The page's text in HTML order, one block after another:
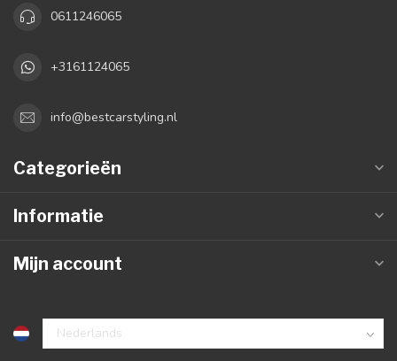
0611246065
+3161124065
info@bestcarstyling.nl
Categorieën
Informatie
Mijn account